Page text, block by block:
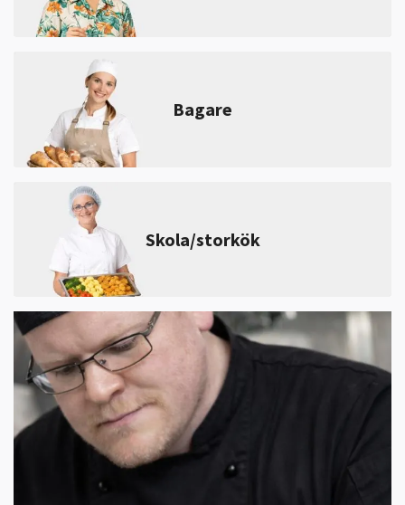
Bagare
Skola/storkök